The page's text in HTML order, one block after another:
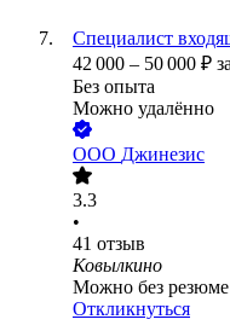
Специалист
42 000 – 50 000 ₽
Без опыта
Можно удалённо
ООО Джинезис
3.3
•
41 отзыв
Ковылкино
Можно без резюме
Откликнуться